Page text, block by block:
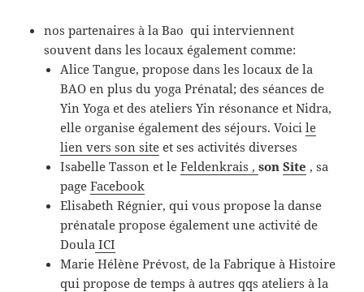
nos partenaires à la Bao qui interviennent
souvent dans les locaux également comme:
Alice Tangue, propose dans les locaux de la
BAO en plus du yoga Prénatal; des séances de
Yin Yoga et des ateliers Yin résonance et Nidra,
elle organise également des séjours. Voicile
lien vers son site et ses activités diverses
Isabelle Tasson et leFeldenkrais ,sonSite , sa
pageFacebook
Elisabeth Régnier, qui vous propose la danse
prénatale propose également une activité de
Doula ICI
Marie Hélène Prévost, de la Fabrique à Histoire
qui propose de temps à autres qqs ateliers à la